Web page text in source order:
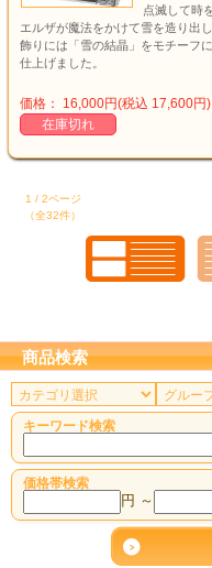
点滅して時
エルザが魔法をかけて雪を造り出
飾りには「雪の結晶」をモチーフ
仕上げました。
価格： 16,000円(税込 17,600円)
在庫切れ
1 / 2ページ
（全32件）
商品検索
キーワード検索
価格帯検索
円 ～